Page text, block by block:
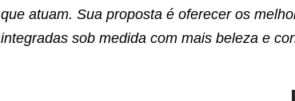
que atuam. Sua proposta é oferecer os
integradas sob medida com mais beleza e